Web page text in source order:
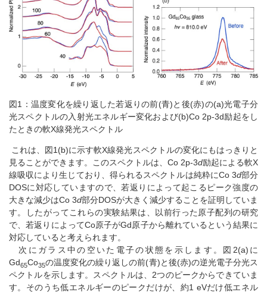
図1：温度変化を繰り返した若返りの前(青)と後(赤)の(a)光電子分
光スペクトルの入射光エネルギー変化および(b)Co 2p-3d励起をし
たときの軟X線発光スペクトル
これは、図1(b)に示す軟X線発光スペクトルの変化にもはっきりと
見ることができます。このスペクトルは、Co 2p-3d励起による軟X
線吸収により生じており、得られるスペクトルは純粋にCo 3d部分
DOSに対応していますので、若返りによって起こるピーク強度の
大きな減少はCo 3d部分DOSが大きく減少することを証明していま
す。したがってこれらの実験結果は、以前行った原子配列の研究
で、若返りによってCo原子がGd原子から離れているという結果に
対応していると考えられます。
次にガラス中の空いた電子の状態を示します。図2(a)に
Gd65Co35の温度変化の繰り返しの前(青)と後(赤)の逆光電子分光ス
ペクトルを示します。スペクトルは、2つのピークからできていま
す。そのうち低エネルギーのピークだけが、約1 eVだけ低エネル